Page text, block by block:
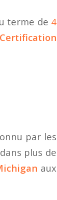
terme de 4
Certification
par les
plus de
aux